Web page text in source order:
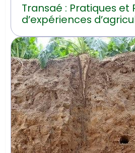
Transaé : Pratiques et
d’expériences